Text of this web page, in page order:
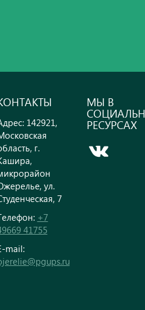
142921,
г.
ул.
7
+7
41755
mail:
МЫ В
РЕСУРСАХ